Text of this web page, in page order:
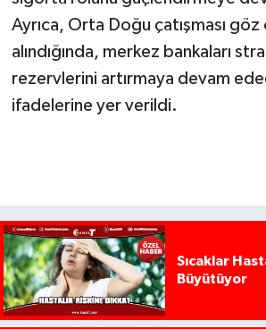
Ayrıca, Orta Doğu çatışması göz
alındığında, merkez bankaları
rezervlerini artırmaya devam
ifadelerine yer verildi.
Sıcaklar
Büyütüyor